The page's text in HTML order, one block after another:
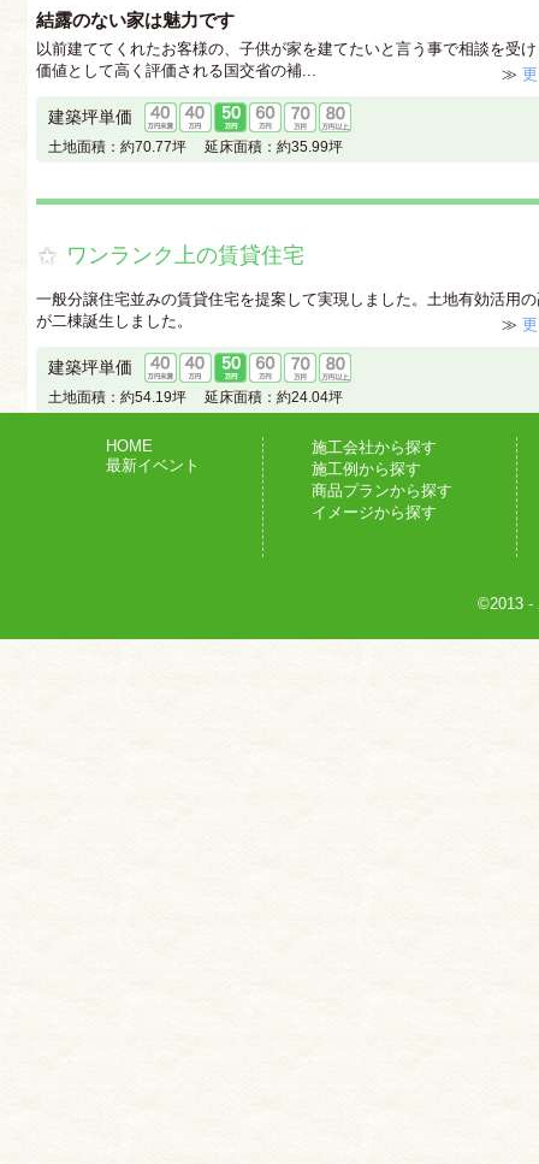
結露のない家は魅力です
以前建ててくれたお客様の、子供が家を建てたいと言う事で相談を受
価値として高く評価される国交省の補...
≫
建築坪単価
土地面積： 約70.77坪 延床面積： 約35.99坪
ワンランク上の賃貸住宅
一般分譲住宅並みの賃貸住宅を提案して実現しました。土地有効活用
が二棟誕生しました。
≫
建築坪単価
土地面積： 約54.19坪 延床面積： 約24.04坪
HOME
最新イベント
施工会社から探す
施工例から探す
商品プランから探す
イメージから探す
©2013 -